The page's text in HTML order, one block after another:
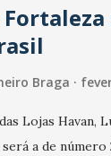
Braga
Lojas Havan,
a de número